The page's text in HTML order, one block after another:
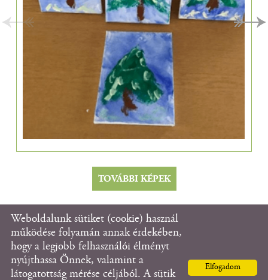
TOVÁBBI KÉPEK
© 2026 - Fanni Házat Támogató Alapítvány
Oldal információklAdatkezelési tájékoztatól
Impresszum
Elfogadom
Weboldalunk sütiket (cookie) használ
működése folyamán annak érdekében,
hogy a legjobb felhasználói élményt
nyújthassa Önnek, valamint a
látogatottság mérése céljából. A sütik